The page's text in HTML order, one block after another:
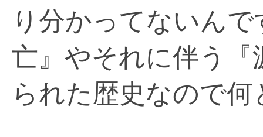
り分かってないん
亡』やそれに伴う
られた歴史なので